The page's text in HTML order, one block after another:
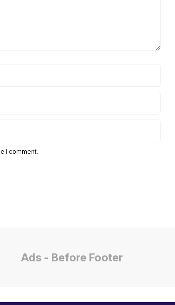
I comment.
Ads - Before Footer